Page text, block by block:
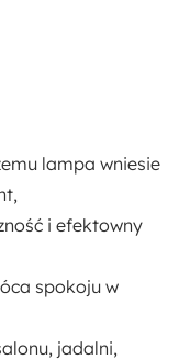
lampa wniesie
i efektowny
spokoju w
jadalni,